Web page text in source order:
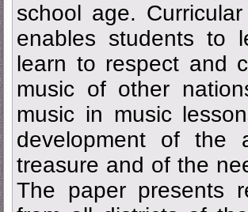
school age.
enables students to
learn to respect and
music of other
music in music
development of the
treasure and of the
The paper presents